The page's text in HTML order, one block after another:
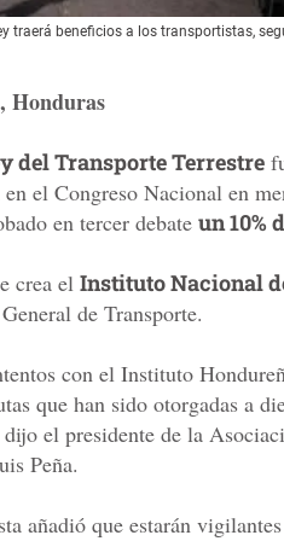
traerá beneficios a los transportistas,
Honduras
del Transporte Terrestre
el Congreso Nacional en
en tercer debate un 10%
crea el Instituto Nacional
de Transporte.
con el Instituto
que han sido otorgadas a
el presidente de la
Peña.
añadió que estarán